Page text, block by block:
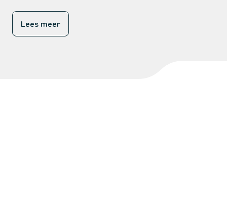
Lees meer